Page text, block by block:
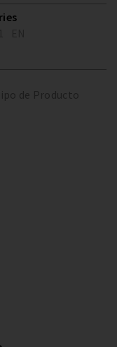
de Producto